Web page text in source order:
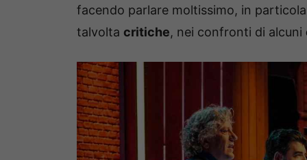
facendo parlare moltissimo, in
talvolta critiche, nei confronti di alcuni